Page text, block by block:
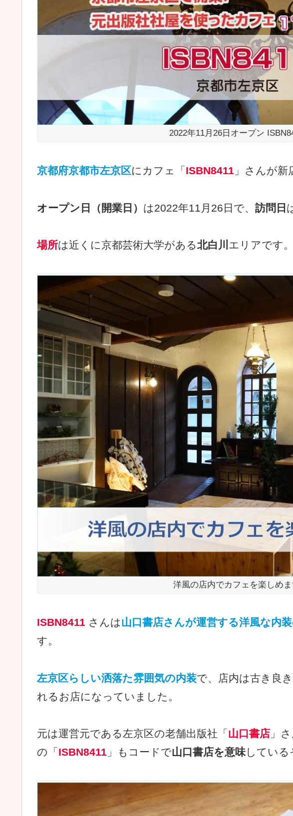
2022年11月26日オープン
京都府京都市左京区にカフェ「 ISBN8411 」さんが新
オープン日（開業日） は2022年11月26日で、 訪問日
場所は近くに京都芸術大学がある北白川 エリアです。
洋風の店内でカフェを楽しめ
ISBN8411 さんは山口書店さんが運営する洋風な内
す。
左京区らしい洒落た雰囲気の内装で、店内は古き良
れるお店になっていました。
元は運営元である左京区の老舗出版社「 山口書店 」
の「 ISBN8411 」もコードで山口書店を意味している